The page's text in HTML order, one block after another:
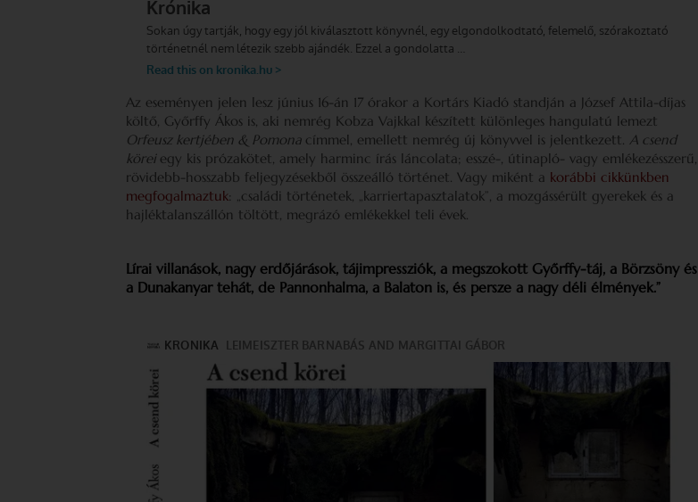
Az eseményen jelen lesz június 16-án 17 órakor a Kortárs Kiadó standján a József Attila-díjas
költő, Győrffy Ákos is, aki nemrég Kobza Vajkkal készített különleges hangulatú lemezt
Orfeusz kertjében & Pomona címmel, emellett nemrég új könyvvel is jelentkezett.A csend
körei egy kis prózakötet, amely harminc írás láncolata; esszé-, útinapló- vagy emlékezésszerű,
rövidebb-hosszabb feljegyzésekből összeálló történet. Vagy miként a korábbi cikkünkben
megfogalmaztuk: „családi történetek, „karriertapasztalatok”, a mozgássérült gyerekek és a
hajléktalanszállón töltött, megrázó emlékekkel teli évek.
Lírai villanások, nagy erdőjárások, tájimpressziók, a megszokott Győrffy-táj, a Börzsöny és
a Dunakanyar tehát, de Pannonhalma, a Balaton is, és persze a nagy déli élmények.”